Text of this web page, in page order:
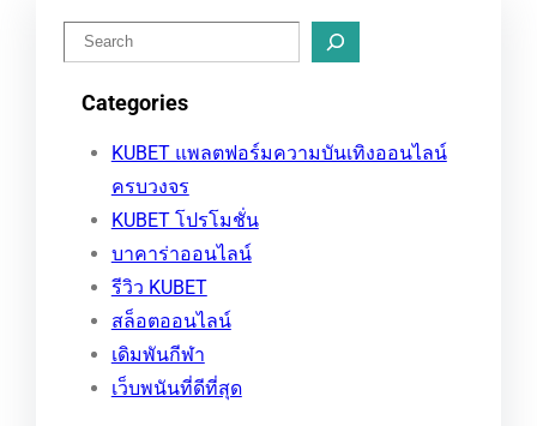
น
Categories
KUBET แพลตฟอร์มความบันเทิงออนไลน์
ครบวงจร
KUBET โปรโมชั่น
บาคาร่าออนไลน์
รีวิว KUBET
สล็อตออนไลน์
เดิมพันกีฬา
เว็บพนันที่ดีที่สุด